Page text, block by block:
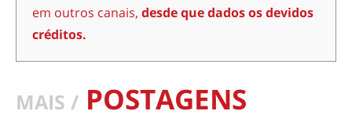
em outros canais, desde que dados os devidos
créditos.
MAIS / POSTAGENS